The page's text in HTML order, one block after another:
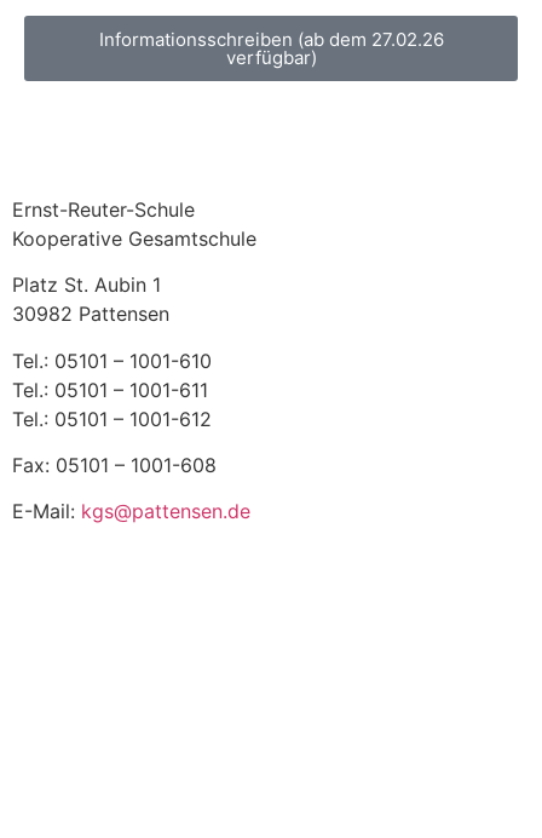
Informationsschreiben (ab dem 27.02.26
verfügbar)
Ernst-Reuter-Schule
Kooperative Gesamtschule
Platz St. Aubin 1
30982 Pattensen
Tel.: 05101 – 1001-610
Tel.: 05101 – 1001-611
Tel.: 05101 – 1001-612
Fax: 05101 – 1001-608
E-Mail: kgs@pattensen.de